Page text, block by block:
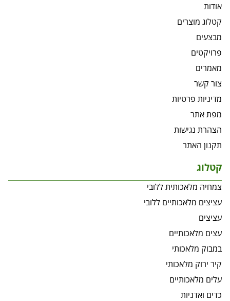
אודות
קטלוג מוצרים
מבצעים
פרויקטים
מאמרים
צור קשר
מדיניות פרטיות
מפת אתר
הצהרת נגישות
תקנון האתר
קטלוג
צמחיה מלאכותית ללובי
עציצים מלאכותיים ללובי
עציצים
עצים מלאכותיים
במבוק מלאכותי
קיר ירוק מלאכותי
עלים מלאכותיים
כדים ואדניות